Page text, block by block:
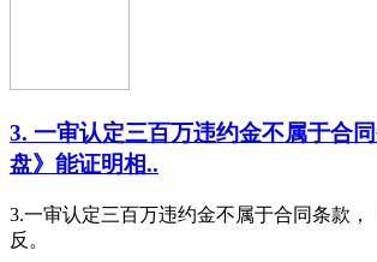
3. 一审认定三百万违约金不属于合
盘》能证明相..
3.一审认定三百万违约金不属于合同条款，
反。